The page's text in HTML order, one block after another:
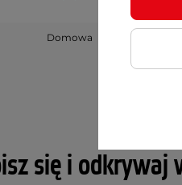
Domowa
się i odkrywaj